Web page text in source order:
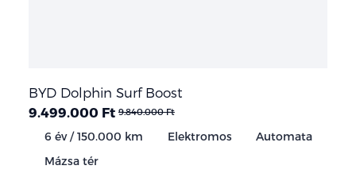
BYD Dolphin Surf Boost
9.499.000 Ft 9.840.000 Ft
6 év / 150.000 km Elektromos
Automata
Mázsa tér